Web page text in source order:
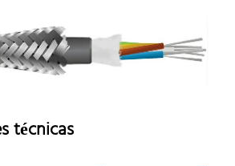
técnicas